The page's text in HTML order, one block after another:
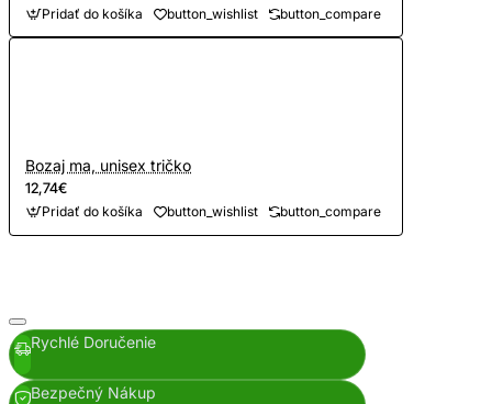
Pridať do košíka button_wishlist button_compare
Bozaj ma, unisex tričko
12,74€
Pridať do košíka button_wishlist button_compare
Rychlé Doručenie
Bezpečný Nákup